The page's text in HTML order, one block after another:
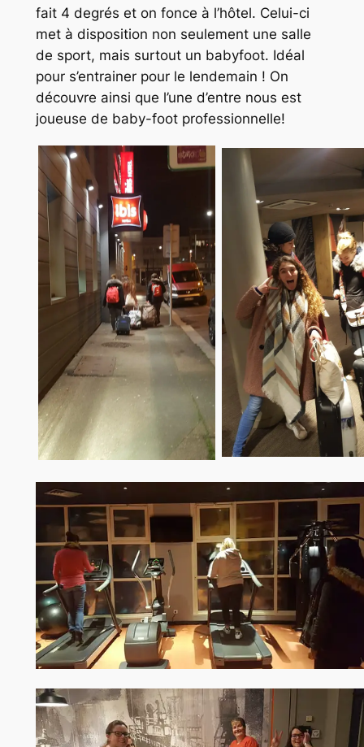
fait 4 degrés et on fonce à l’hôtel. Celui-ci
met à disposition non seulement une salle
de sport, mais surtout un babyfoot. Idéal
pour s’entrainer pour le lendemain ! On
découvre ainsi que l’une d’entre nous est
joueuse de baby-foot professionnelle!